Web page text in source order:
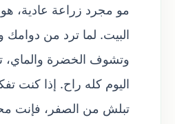
مو مجرد زراعة عادية،
البيت. لما ترد من
وتشوف الخضرة
اليوم كله راح. إذا كنت
تبلش من الصفر، فإنت